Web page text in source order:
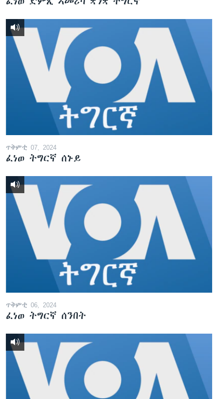
ጥቅምቲ 07, 2024
ፈነወ ትግርኛ ሰኑይ
ጥቅምቲ 06, 2024
ፈነወ ትግርኛ ሰንበት